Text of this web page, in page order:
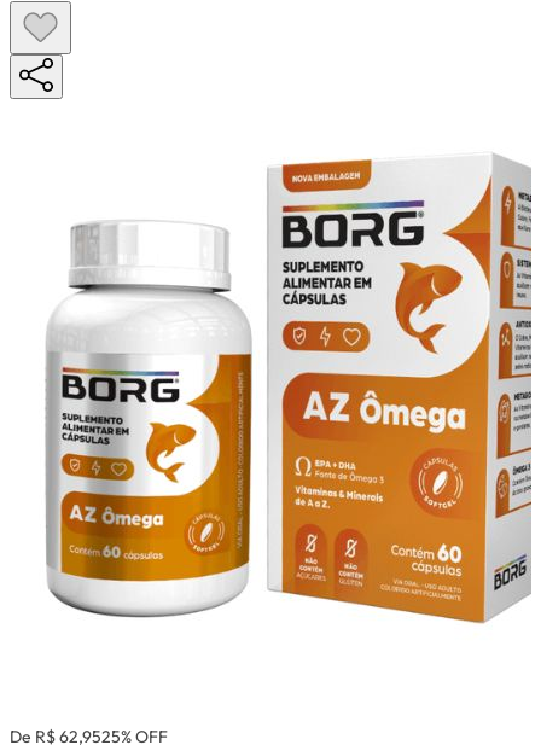
De R$ 62,9525% OFF